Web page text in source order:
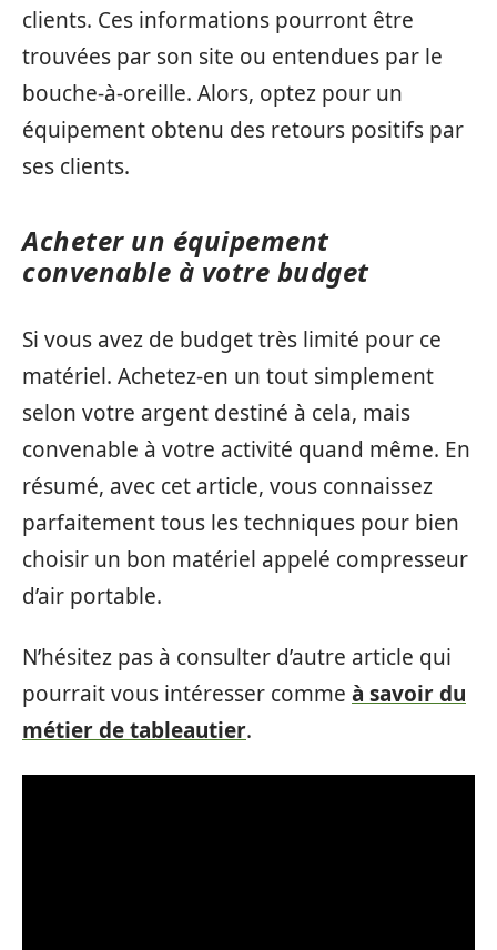
clients. Ces informations pourront être
trouvées par son site ou entendues par le
bouche-à-oreille. Alors, optez pour un
équipement obtenu des retours positifs par
ses clients.
Acheter un équipement
convenable à votre budget
Si vous avez de budget très limité pour ce
matériel. Achetez-en un tout simplement
selon votre argent destiné à cela, mais
convenable à votre activité quand même. En
résumé, avec cet article, vous connaissez
parfaitement tous les techniques pour bien
choisir un bon matériel appelé compresseur
d’air portable.
N’hésitez pas à consulter d’autre article qui
pourrait vous intéresser comme à savoir du
métier de tableautier.